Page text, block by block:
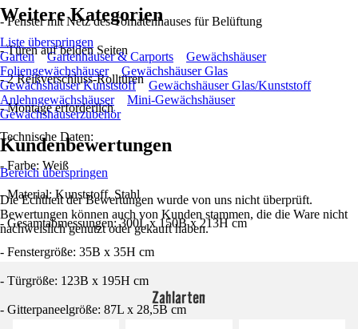
- Fenster mit Netz des Tomatenhauses für Belüftung
- Türen auf beiden Seiten
- 2 Reißverschluss-Rolltüren
- Montage erforderlich
Technische Daten:
- Farbe: Weiß
- Material: Kunststoff, Stahl
- Gesamtabmessungen: 300L x 150B x 213H cm
- Fenstergröße: 35B x 35H cm
- Türgröße: 123B x 195H cm
- Gitterpaneelgröße: 87L x 28,5B cm
Weitere Kategorien
Liste überspringen
Garten
Gartenhäuser & Carports
Gewächshäuser
Foliengewächshäuser
Gewächshäuser Glas
Gewächshäuser Kunststoff
Gewächshäuser Glas/Kunststoff
Anlehngewächshäuser
Mini-Gewächshäuser
Gewächshäuserzubehör
Kundenbewertungen
Bereich überspringen
Die Echtheit der Bewertungen wurde von uns nicht überprüft.
Bewertungen können auch von Kunden stammen, die die Ware nicht
nachweislich genutzt oder gekauft haben.
Zahlarten